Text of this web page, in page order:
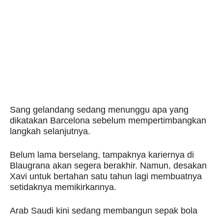
Sang gelandang sedang menunggu apa yang
dikatakan Barcelona sebelum mempertimbangkan
langkah selanjutnya.
Belum lama berselang, tampaknya kariernya di
Blaugrana akan segera berakhir. Namun, desakan
Xavi untuk bertahan satu tahun lagi membuatnya
setidaknya memikirkannya.
Arab Saudi kini sedang membangun sepak bola